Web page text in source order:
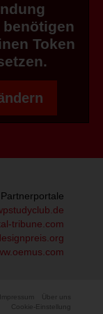
benötigen
Token
Partnerportale
tribune.com
Impressum
Über uns
Cookie-Einstellung